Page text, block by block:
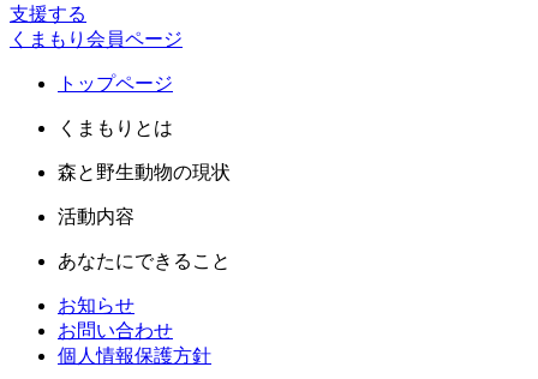
支援する
くまもり会員ページ
トップページ
くまもりとは
森と野生動物の現状
活動内容
あなたにできること
お知らせ
お問い合わせ
個人情報保護方針